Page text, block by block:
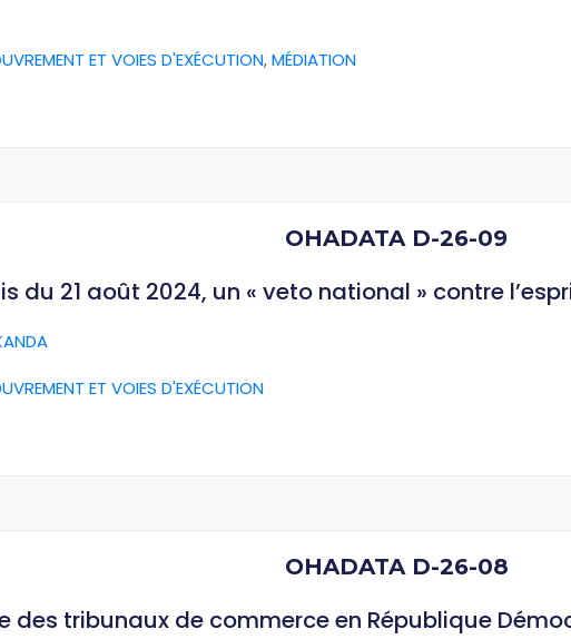
ET VOIES D'EXÉCUTION,MÉDIATION
OHADATA D-26-09
du 21 août 2024, un « veto national » contre
ET VOIES D'EXÉCUTION
OHADATA D-26-08
des tribunaux de commerce en République